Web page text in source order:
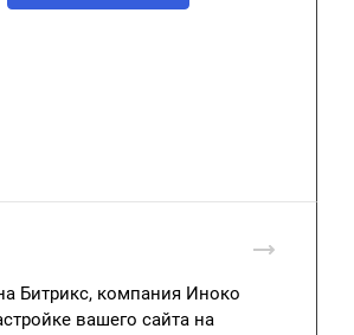
Битрикс, компания Иноко
вашего сайта на